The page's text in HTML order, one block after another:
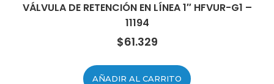
VÁLVULA DE RETENCIÓN EN LÍNEA 1″ HFVUR-G1 –
11194
$61.329
AÑADIR AL CARRITO